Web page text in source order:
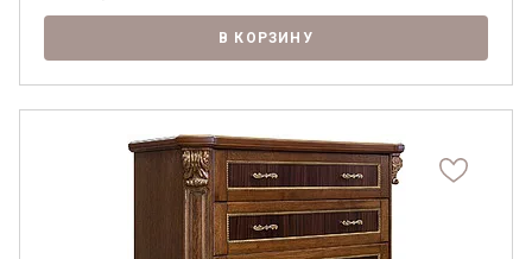
В КОРЗИНУ